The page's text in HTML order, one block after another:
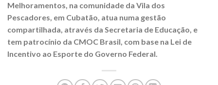
Melhoramentos, na comunidade da Vila dos
Pescadores, em Cubatão, atua numa gestão
compartilhada, através da Secretaria de Educação, e
tem patrocínio da CMOC Brasil, com base na Lei de
Incentivo ao Esporte do Governo Federal.